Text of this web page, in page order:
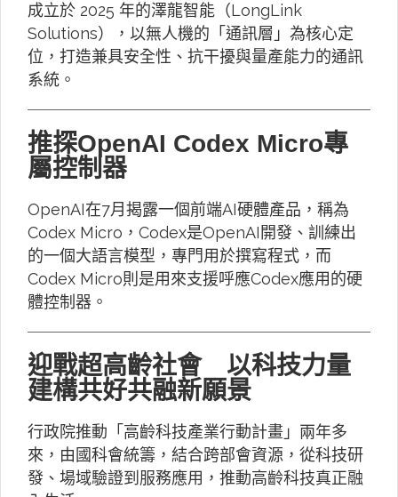
成立於 2025 年的澤龍智能（LongLink
Solutions），以無人機的「通訊層」為核心定
位，打造兼具安全性、抗干擾與量產能力的通訊
系統。
推探OpenAI Codex Micro專
屬控制器
OpenAI在7月揭露一個前端AI硬體產品，稱為
Codex Micro，Codex是OpenAI開發、訓練出
的一個大語言模型，專門用於撰寫程式，而
Codex Micro則是用來支援呼應Codex應用的硬
體控制器。
迎戰超高齡社會 以科技力量
建構共好共融新願景
行政院推動「高齡科技產業行動計畫」兩年多
來，由國科會統籌，結合跨部會資源，從科技研
發、場域驗證到服務應用，推動高齡科技真正融